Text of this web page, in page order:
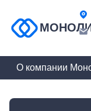
О компании